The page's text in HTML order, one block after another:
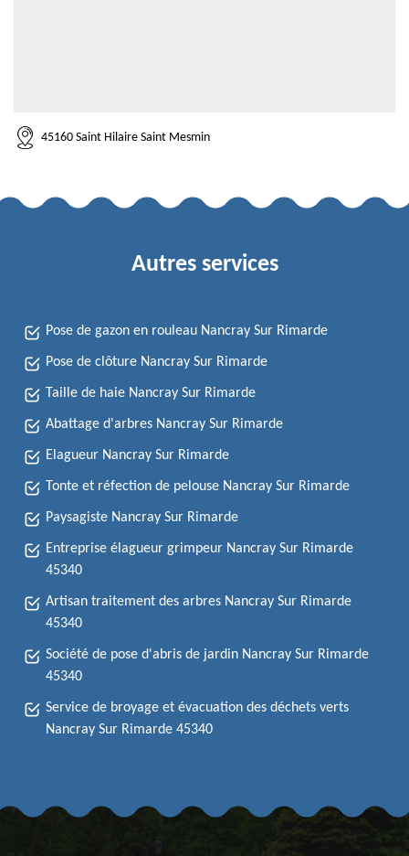
45160 Saint Hilaire Saint Mesmin
Autres services
Pose de gazon en rouleau Nancray Sur Rimarde
Pose de clôture Nancray Sur Rimarde
Taille de haie Nancray Sur Rimarde
Abattage d'arbres Nancray Sur Rimarde
Elagueur Nancray Sur Rimarde
Tonte et réfection de pelouse Nancray Sur Rimarde
Paysagiste Nancray Sur Rimarde
Entreprise élagueur grimpeur Nancray Sur Rimarde
45340
Artisan traitement des arbres Nancray Sur Rimarde
45340
Société de pose d'abris de jardin Nancray Sur Rimarde
45340
Service de broyage et évacuation des déchets verts
Nancray Sur Rimarde 45340